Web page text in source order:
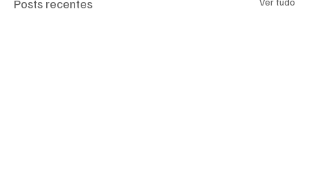
Posts recentes